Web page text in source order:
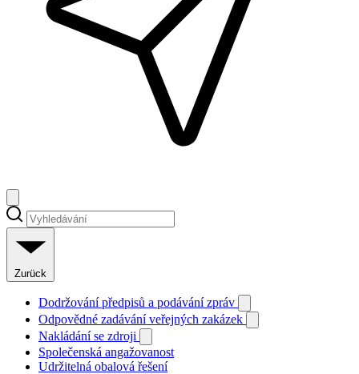
Zurück
Dodržování předpisů a podávání zpráv
Odpovědné zadávání veřejných zakázek
Nakládání se zdroji
Společenská angažovanost
Udržitelná obalová řešení